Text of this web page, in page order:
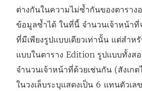
ปิ
ด
ใ
น
ห
น้
ต่างกันในความไม่ซ้ำกันของตาราง
ข้อมูลซ้ำได้ ในที่นี้ จำนวนเจ้าหน้าที่
ที่มีเพียงรูปแบบเดียวเท่านั้น แต่สำห
แบบในตาราง Edition รูปแบบทั้งสอ
จำนวนเจ้าหน้าที่ด้วยเช่นกัน (สังเก
ในวงเล็บระบุแสดงเป็น 6 แทนตัวเ